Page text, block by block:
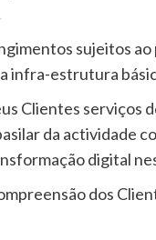
sujeitos
infra-estrutura
Clientes serviços
da actividade
digital
dos